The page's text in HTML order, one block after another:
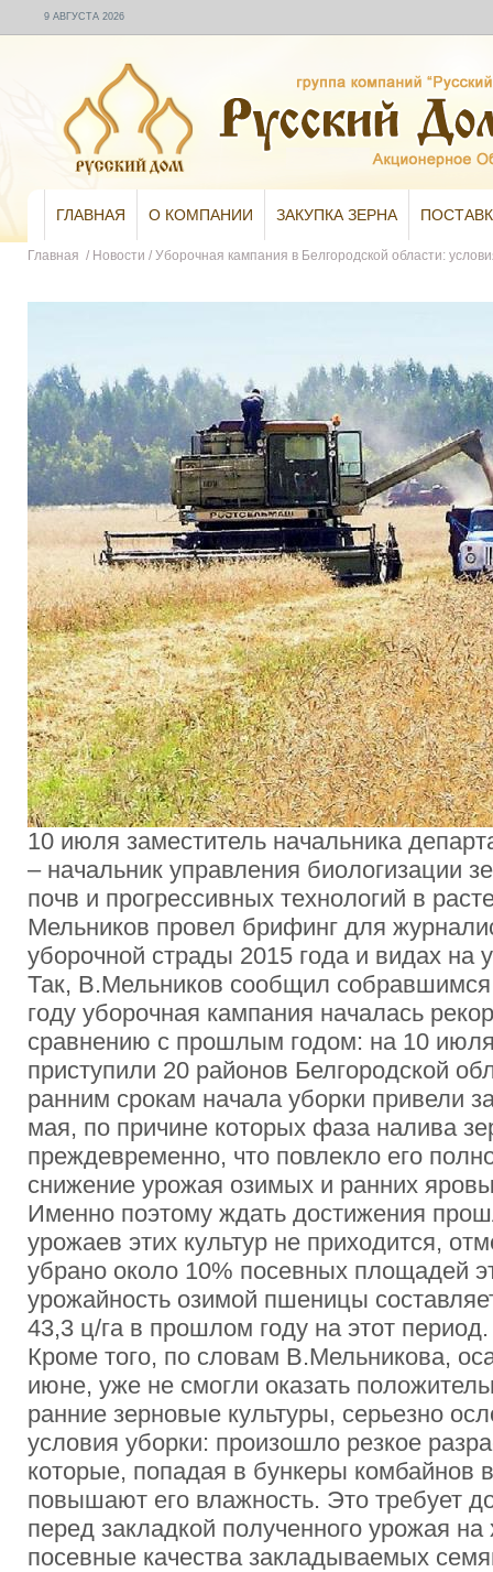
9 АВГУСТА 2026
ГЛАВНАЯ О КОМПАНИИ ЗАКУПКА ЗЕРНА
Главная / Новости / Уборочная кампания в Белгородской области:
10 июля заместитель начальника
– начальник управления биологизации
почв и прогрессивных технологий в
Мельников провел брифинг для
уборочной страды 2015 года и видах на
Так, В.Мельников сообщил
году уборочная кампания началась
сравнению с прошлым годом: на 10
приступили 20 районов Белгородской
ранним срокам начала уборки привели
мая, по причине которых фаза налива
преждевременно, что повлекло его
снижение урожая озимых и ранних
Именно поэтому ждать достижения
урожаев этих культур не приходится,
убрано около 10% посевных площадей
урожайность озимой пшеницы
43,3 ц/га в прошлом году на этот период.
Кроме того, по словам В.Мельникова,
июне, уже не смогли оказать
ранние зерновые культуры, серьезно
условия уборки: произошло резкое
которые, попадая в бункеры комбайнов
повышают его влажность. Это требует
перед закладкой полученного урожая
посевные качества закладываемых